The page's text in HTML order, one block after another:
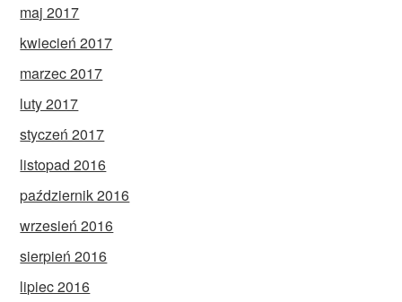
maj 2017
kwiecień 2017
marzec 2017
luty 2017
styczeń 2017
listopad 2016
październik 2016
wrzesień 2016
sierpień 2016
lipiec 2016